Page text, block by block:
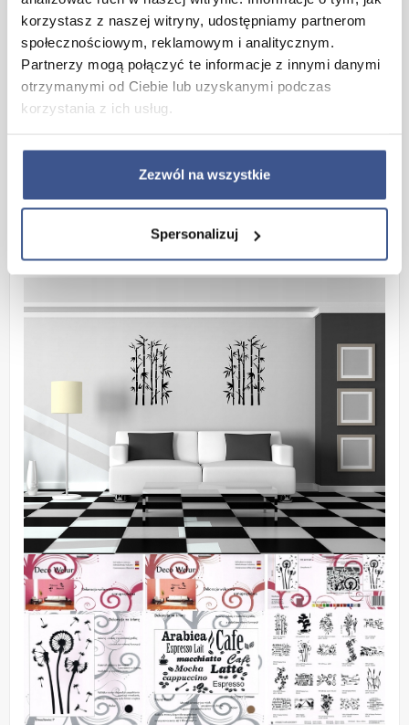
korzystasz z naszej witryny, udostępniamy partnerom
społecznościowym, reklamowym i analitycznym.
Partnerzy mogą połączyć te informacje z innymi danymi
otrzymanymi od Ciebie lub uzyskanymi podczas
korzystania z ich usług.
Zezwól na wszystkie
Spersonalizuj
- wyjątkowa intensywność barw
- materiał miękki i przyjemny w dotyku
- matowa powierzchnia nie odbija światła
- bardzo dobre właściwości klejące
- eleganckie uzupełnienie aranżacji mieszkania
Wymiary:420mm x 700mm
Wzór:Tatarak